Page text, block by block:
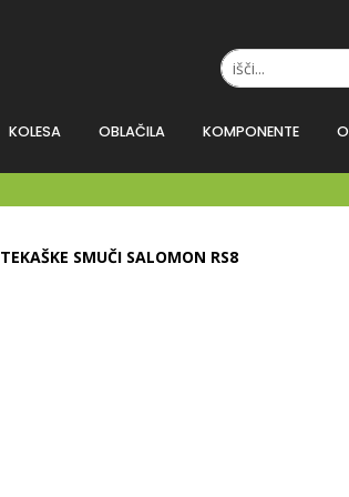
KOLESA OBLAČILA KOMPONENTE
TEKAŠKE SMUČI SALOMON RS8